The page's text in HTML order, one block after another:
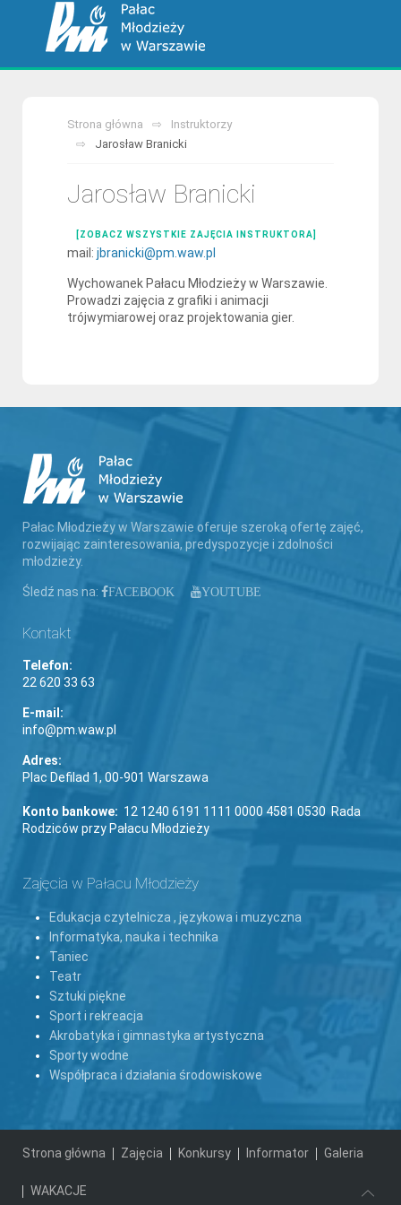
Strona główna
Instruktorzy
Jarosław Branicki
Jarosław Branicki
[ZOBACZ WSZYSTKIE ZAJĘCIA INSTRUKTORA]
mail: jbranicki@pm.waw.pl
Wychowanek Pałacu Młodzieży w Warszawie.
Prowadzi zajęcia z grafiki i animacji
trójwymiarowej oraz projektowania gier.
Pałac Młodzieży w Warszawie oferuje szeroką ofertę zajęć,
rozwijając zainteresowania, predyspozycje i zdolności
młodzieży.
Śledź nas na: FACEBOOK YOUTUBE
Kontakt
Telefon:
22 620 33 63
E-mail:
info@pm.waw.pl
Adres:
Plac Defilad 1, 00-901 Warszawa
Konto bankowe: 12 1240 6191 1111 0000 4581 0530 Rada
Rodziców przy Pałacu Młodzieży
Zajęcia w Pałacu Młodzieży
Edukacja czytelnicza , językowa i muzyczna
Informatyka, nauka i technika
Taniec
Teatr
Sztuki piękne
Sport i rekreacja
Akrobatyka i gimnastyka artystyczna
Sporty wodne
Współpraca i działania środowiskowe
Strona główna Zajęcia Konkursy Informator Galeria
WAKACJE